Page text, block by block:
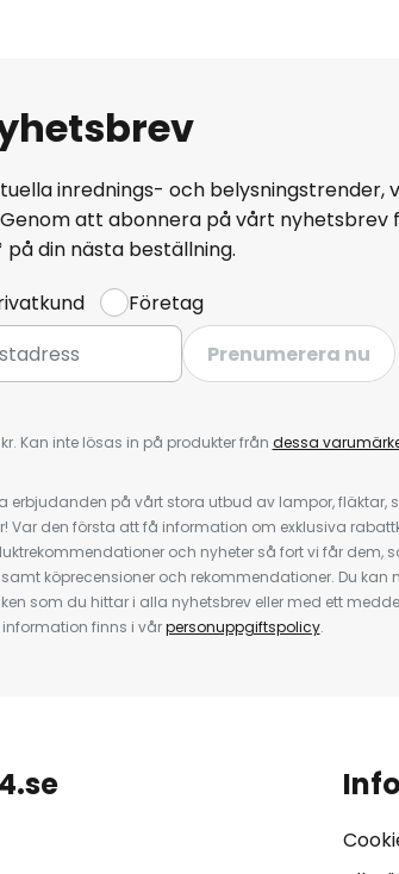
inrednings- och belysningstrender,
att abonnera på vårt nyhetsbrev
på din nästa beställning.
Företag
Prenumerera nu
Kan inte lösas in på produkter från dessa
erbjudanden på vårt stora utbud av lampor, fläktar,
Var den första att få information om exklusiva
och nyheter så fort vi får dem,
köprecensioner och rekommendationer. Du kan
som du hittar i alla nyhetsbrev eller med ett
information finns i vårpersonuppgiftspolicy.